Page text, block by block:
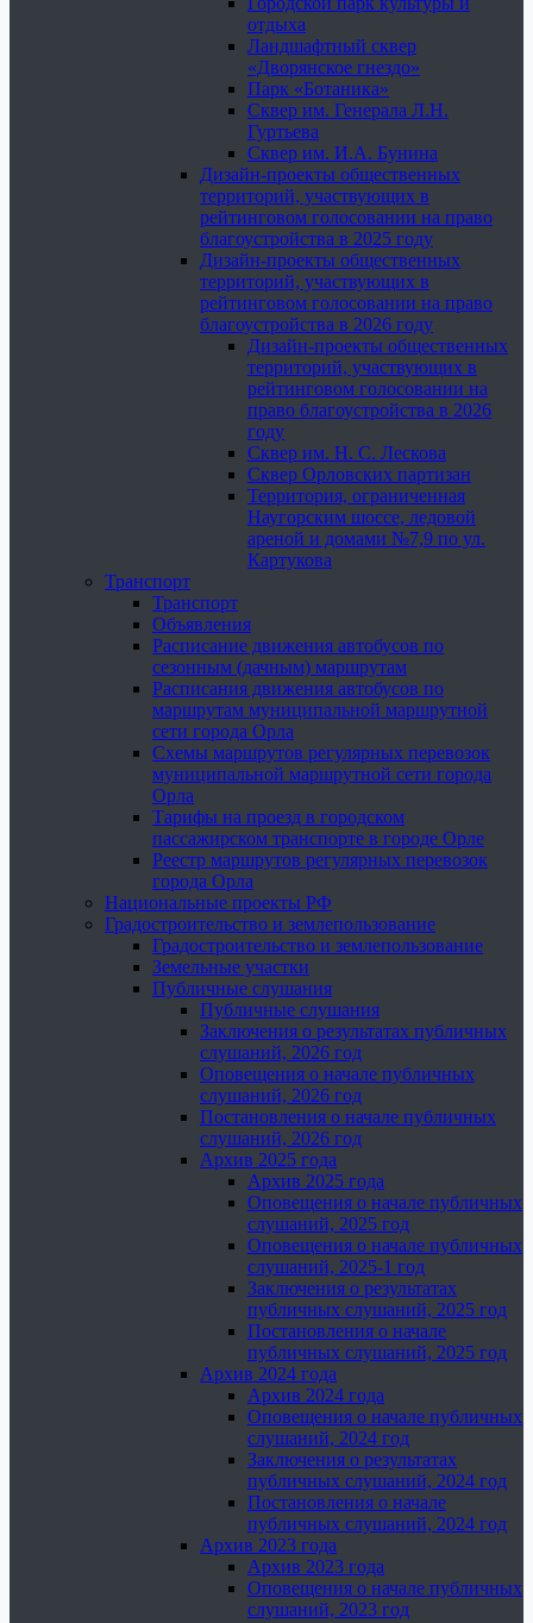
отдыха
Ландшафтный сквер
«Дворянское гнездо»
Парк «Ботаника»
Сквер им. Генерала Л.Н.
Гуртьева
Сквер им. И.А. Бунина
Дизайн-проекты общественных
территорий, участвующих в
рейтинговом голосовании на право
благоустройства в 2025 году
Дизайн-проекты общественных
территорий, участвующих в
рейтинговом голосовании на право
благоустройства в 2026 году
Дизайн-проекты общественных
территорий, участвующих в
рейтинговом голосовании на
право благоустройства в 2026
году
Сквер им. Н. С. Лескова
Сквер Орловских партизан
Территория, ограниченная
Наугорским шоссе, ледовой
ареной и домами №7,9 по ул.
Картукова
Транспорт
Транспорт
Объявления
Расписание движения автобусов по
сезонным (дачным) маршрутам
Расписания движения автобусов по
маршрутам муниципальной маршрутной
сети города Орла
Схемы маршрутов регулярных перевозок
муниципальной маршрутной сети города
Орла
Тарифы на проезд в городском
пассажирском транспорте в городе Орле
Реестр маршрутов регулярных перевозок
города Орла
Национальные проекты РФ
Градостроительство и землепользование
Градостроительство и землепользование
Земельные участки
Публичные слушания
Публичные слушания
Заключения о результатах публичных
слушаний, 2026 год
Оповещения о начале публичных
слушаний, 2026 год
Постановления о начале публичных
слушаний, 2026 год
Архив 2025 года
Архив 2025 года
Оповещения о начале публичных
слушаний, 2025 год
Оповещения о начале публичных
слушаний, 2025-1 год
Заключения о результатах
публичных слушаний, 2025 год
Постановления о начале
публичных слушаний, 2025 год
Архив 2024 года
Архив 2024 года
Оповещения о начале публичных
слушаний, 2024 год
Заключения о результатах
публичных слушаний, 2024 год
Постановления о начале
публичных слушаний, 2024 год
Архив 2023 года
Архив 2023 года
Оповещения о начале публичных
слушаний, 2023 год